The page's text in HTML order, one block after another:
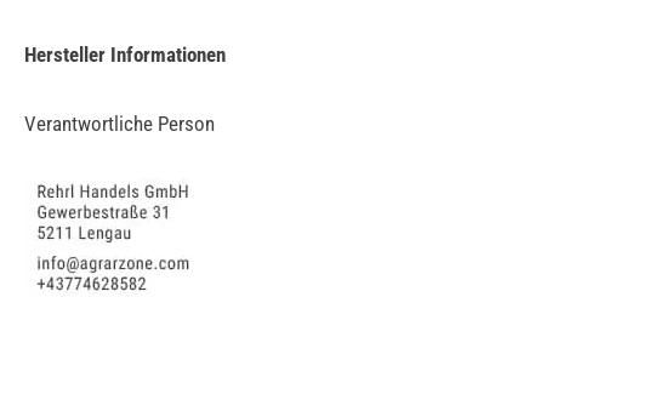
Hersteller Informationen
Verantwortliche Person